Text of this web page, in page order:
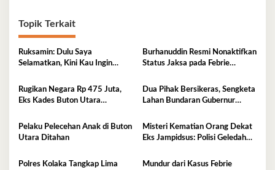
Topik Terkait
Ruksamin: Dulu Saya
Selamatkan, Kini Kau Ingin
Burhanuddin Resmi Nonaktifkan
Status Jaksa pada Febrie
Rugikan Negara Rp 475 Juta,
Eks Kades Buton Utara
Dua Pihak Bersikeras, Sengketa
Lahan Bundaran Gubernur
Pelaku Pelecehan Anak di Buton
Utara Ditahan
Misteri Kematian Orang Dekat
Eks Jampidsus: Polisi Geledah
Polres Kolaka Tangkap Lima
Mundur dari Kasus Febrie